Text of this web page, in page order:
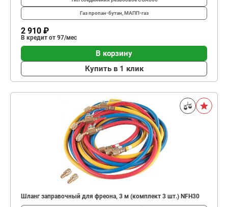
Газпропан-бутан, МАПП-газ
2 910 ₽
В кредит от 97/мес
В корзину
Купить в 1 клик
Шланг заправочный для фреона, 3 м (комплект 3 шт.) NFH30